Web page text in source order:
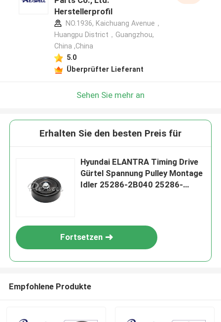
Herstellerprofil
NO.1936, Kaichuang Avenue，
Huangpu District，Guangzhou,
China ,China
5.0
Überprüfter Lieferant
Sehen Sie mehr an
Erhalten Sie den besten Preis für
Hyundai ELANTRA Timing Drive
Gürtel Spannung Pulley Montage
Idler 25286-2B040 25286-
Fortsetzen
Empfohlene Produkte